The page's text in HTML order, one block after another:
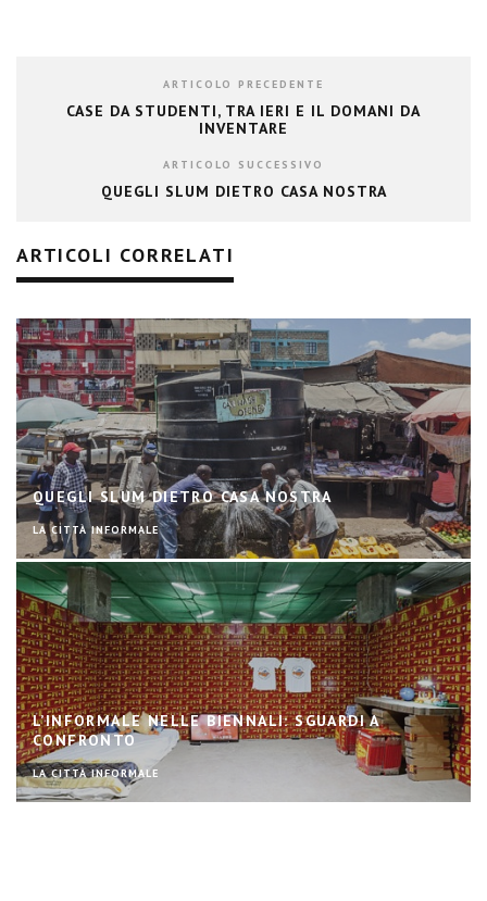
ARTICOLO PRECEDENTE
CASE DA STUDENTI, TRA IERI E IL DOMANI DA
INVENTARE
ARTICOLO SUCCESSIVO
QUEGLI SLUM DIETRO CASA NOSTRA
ARTICOLI CORRELATI
QUEGLI SLUM DIETRO CASA NOSTRA
LA CITTÀ INFORMALE
L’INFORMALE NELLE BIENNALI: SGUARDI A
CONFRONTO
LA CITTÀ INFORMALE